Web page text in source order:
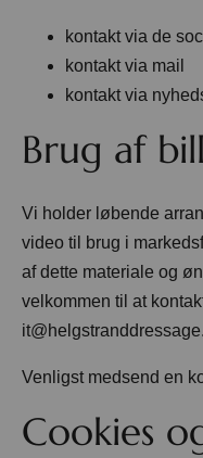
Hingste
Nyheder
kontakt via de
kontakt via mail
kontakt via
Brug af
Vi holder løbende
video til brug i
af dette materiale og
velkommen til at
Venligst medsend en
Cookies